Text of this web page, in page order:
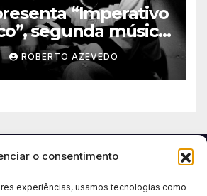
o consentimento
experiências, usamos tecnologias como
“Imperativo
segunda música
de seu novo
Onimusic
ROBERTO AZEVEDO